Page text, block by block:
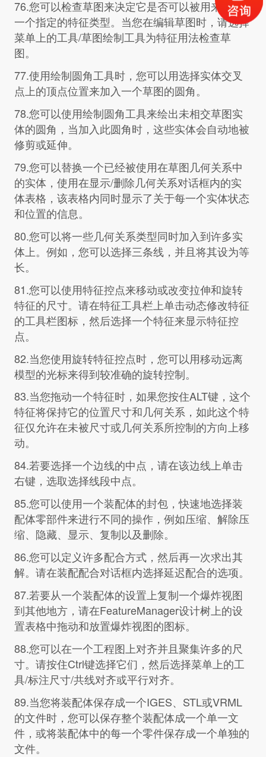
76.您可以检查草图来决定它是否可以被用来生成
一个指定的特征类型。当您在编辑草图时，请选择
菜单上的工具/草图绘制工具为特征用法检查草
图。
77.使用绘制圆角工具时，您可以用选择实体交叉
点上的顶点位置来加入一个草图的圆角。
78.您可以使用绘制圆角工具来绘出未相交草图实
体的圆角，当加入此圆角时，这些实体会自动地被
修剪或延伸。
79.您可以替换一个已经被使用在草图几何关系中
的实体，使用在显示/删除几何关系对话框内的实
体表格，该表格内同时显示了关于每一个实体状态
和位置的信息。
80.您可以将一些几何关系类型同时加入到许多实
体上。例如，您可以选择三条线，并且将其设为等
长。
81.您可以使用特征控点来移动或改变拉伸和旋转
特征的尺寸。请在特征工具栏上单击动态修改特征
的工具栏图标，然后选择一个特征来显示特征控
点。
82.当您使用旋转特征控点时，您可以用移动远离
模型的光标来得到较准确的旋转控制。
83.当您拖动一个特征时，如果您按住ALT键，这个
特征将保持它的位置尺寸和几何关系，如此这个特
征仅允许在未被尺寸或几何关系所控制的方向上移
动。
84.若要选择一个边线的中点，请在该边线上单击
右键，选取选择线段中点。
85.您可以使用一个装配体的封包，快速地选择装
配体零部件来进行不同的操作，例如压缩、解除压
缩、隐藏、显示、复制以及删除。
86.您可以定义许多配合方式，然后再一次求出其
解。请在装配配合对话框内选择延迟配合的选项。
87.若要从一个装配体的设置上复制一个爆炸视图
到其他地方，请在FeatureManager设计树上的设
置表格中拖动和放置爆炸视图的图标。
88.您可以在一个工程图上对齐并且聚集许多的尺
寸。请按住Ctrl键选择它们，然后选择菜单上的工
具/标注尺寸/共线对齐或平行对齐。
89.当您将装配体保存成一个IGES、STL或VRML
的文件时，您可以保存整个装配体成一个单一文
件，或将装配体中的每一个零件保存成一个单独的
文件。